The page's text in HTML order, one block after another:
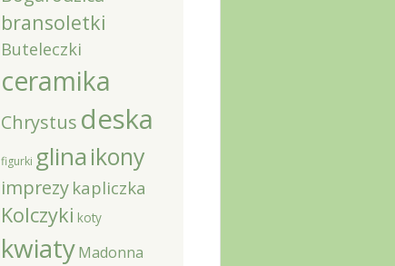
bransoletki
Buteleczki
ceramika
Chrystus deska
figurki glinaikony
imprezy kapliczka
Kolczyki koty
kwiaty Madonna